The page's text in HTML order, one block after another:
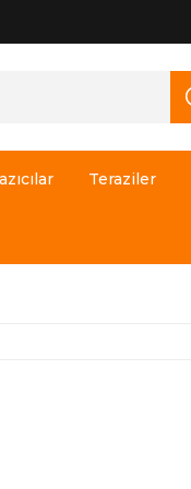
Teraziler